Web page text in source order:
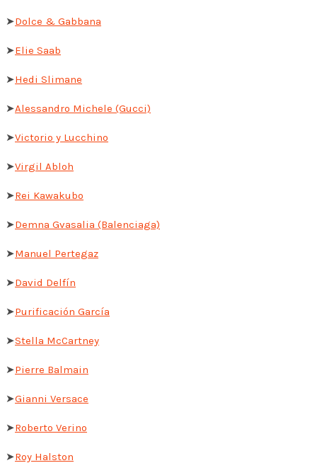
➤Dolce & Gabbana
➤Elie Saab
➤Hedi Slimane
➤Alessandro Michele (Gucci)
➤Victorio y Lucchino
➤Virgil Abloh
➤Rei Kawakubo
➤Demna Gvasalia (Balenciaga)
➤Manuel Pertegaz
➤David Delfín
➤Purificación García
➤Stella McCartney
➤Pierre Balmain
➤Gianni Versace
➤Roberto Verino
➤Roy Halston